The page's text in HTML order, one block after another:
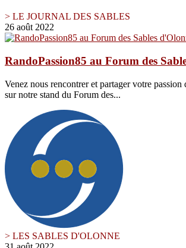
> LE JOURNAL DES SABLES
26 août 2022
RandoPassion85 au Forum des
Venez nous rencontrer et partager votre passion
sur notre stand du Forum des...
> LES SABLES D'OLONNE